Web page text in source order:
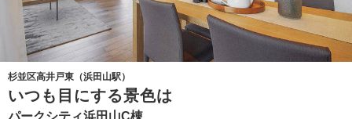
杉並区高井戸東（浜田山駅）
いつも目にする景色は